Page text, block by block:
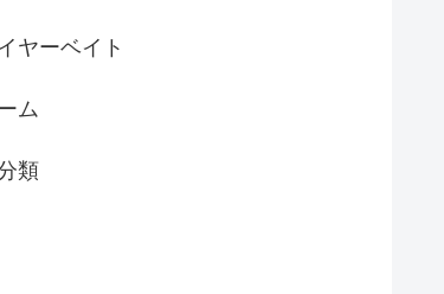
ヤーベイト
ム
類